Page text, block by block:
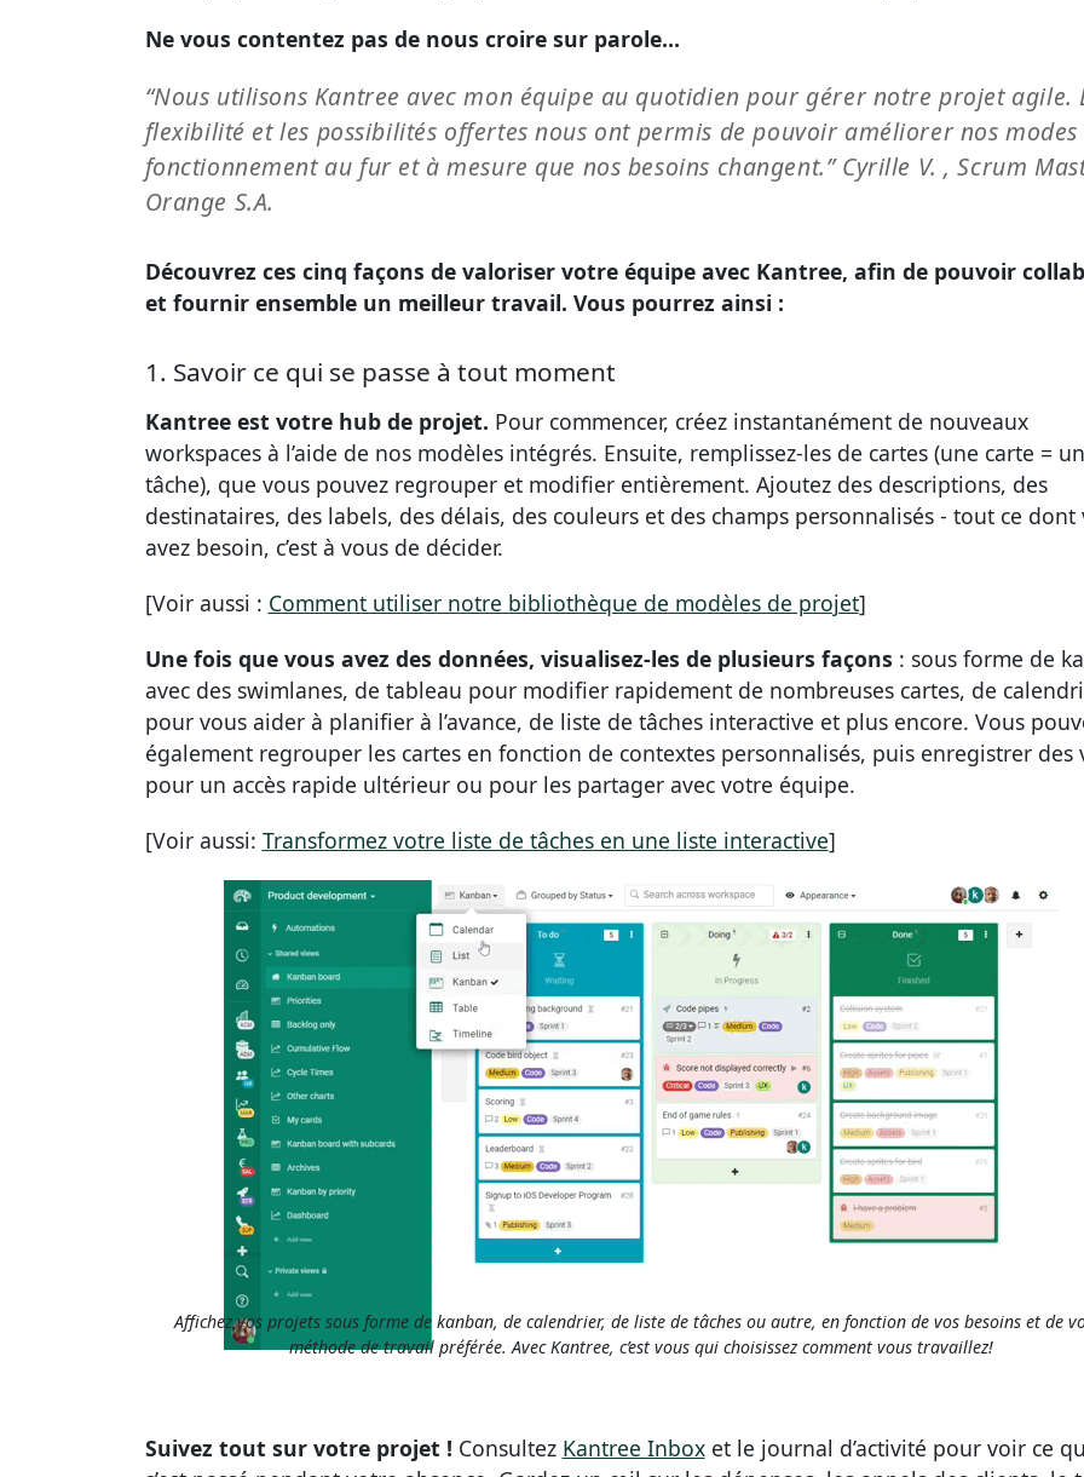
Ne vous contentez pas de nous croire sur parole…
“Nous utilisons Kantree avec mon équipe au quotidien pour gérer notre projet agile.
flexibilité et les possibilités offertes nous ont permis de pouvoir améliorer nos modes
fonctionnement au fur et à mesure que nos besoins changent.” Cyrille V. , Scrum
Orange S.A.
Découvrez ces cinq façons de valoriser votre équipe avec Kantree, afin de pouvoir
et fournir ensemble un meilleur travail. Vous pourrez ainsi :
1. Savoir ce qui se passe à tout moment
Kantree est votre hub de projet. Pour commencer, créez instantanément de nouveaux
workspaces à l’aide de nos modèles intégrés. Ensuite, remplissez-les de cartes (une carte =
tâche), que vous pouvez regrouper et modifier entièrement. Ajoutez des descriptions, des
destinataires, des labels, des délais, des couleurs et des champs personnalisés - tout ce dont
avez besoin, c’est à vous de décider.
[Voir aussi : Comment utiliser notre bibliothèque de modèles de projet]
Une fois que vous avez des données, visualisez-les de plusieurs façons : sous forme de
avec des swimlanes, de tableau pour modifier rapidement de nombreuses cartes, de
pour vous aider à planifier à l’avance, de liste de tâches interactive et plus encore. Vous
également regrouper les cartes en fonction de contextes personnalisés, puis enregistrer des
pour un accès rapide ultérieur ou pour les partager avec votre équipe.
[Voir aussi: Transformez votre liste de tâches en une liste interactive]
Affichez vos projets sous forme de kanban, de calendrier, de liste de tâches ou autre, en fonction de vos besoins et de
méthode de travail préférée. Avec Kantree, c’est vous qui choisissez comment vous travaillez!
Suivez tout sur votre projet ! Consultez Kantree Inboxet le journal d’activité pour voir ce